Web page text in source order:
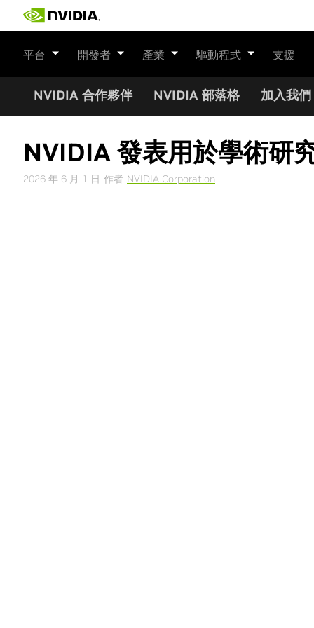
平台 開發者 產業 驅動程式 支援
NVIDIA 合作夥伴 NVIDIA 部落格 加入我們
NVIDIA 發表用於學術研
2026 年 6 月 1 日 作者 NVIDIA Corporation